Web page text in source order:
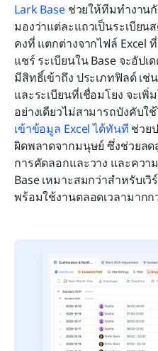
Lark Base ช่วยให้ทีมทำงานกั
มองว่าแต่ละแถวเป็นระเบีย
คงที่ แตกต่างจากไฟล์ Excel
แชร์ ระเบียนใน Base จะอัป
มีสิทธิ์เข้าถึง ประเภทฟิลด์ เ
และระเบียนที่เชื่อมโยง จะเพิ่
อย่างเดียวไม่สามารถบังคับใ
เข้าข้อมูล Excel ได้ทันที ช่วย
ผิดพลาดจากมนุษย์ ซึ่งช่วยล
การคัดลอกและวาง และควา
Base เหมาะสมกว่าสำหรับเ
พร้อมใช้งานตลอดเวลามากก